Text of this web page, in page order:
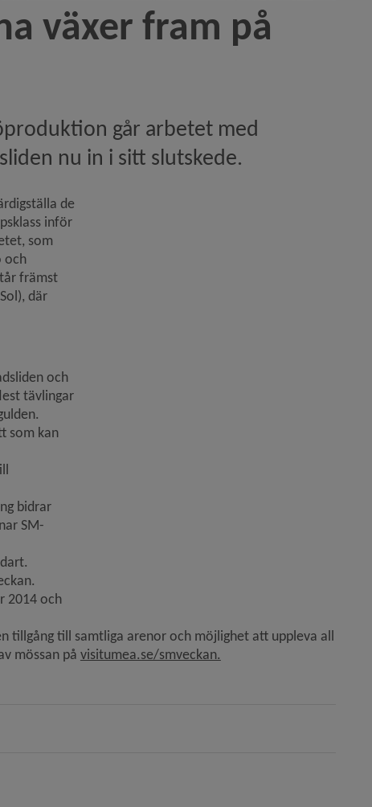
växer fram på
går arbetet med
nu in i sitt slutskede.
de
inför
som
och
främst
där
och
tävlingar
som kan
bidrar
SM-
2014 och
tillgång till samtliga arenor och möjlighet att uppleva all
mössan på visitumea.se/smveckan.